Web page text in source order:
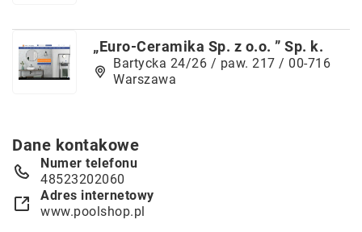
„Euro-Ceramika Sp. z o.o. ” Sp. k.
Bartycka 24/26 / paw. 217 / 00-716
Warszawa
Dane kontakowe
Numer telefonu
48523202060
Adres internetowy
www.poolshop.pl